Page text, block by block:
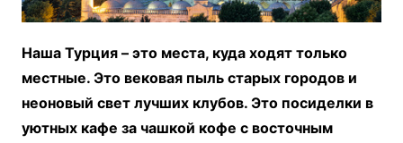
Наша Турция – это места, куда ходят только
местные. Это вековая пыль старых городов и
неоновый свет лучших клубов. Это посиделки в
уютных кафе за чашкой кофе с восточным